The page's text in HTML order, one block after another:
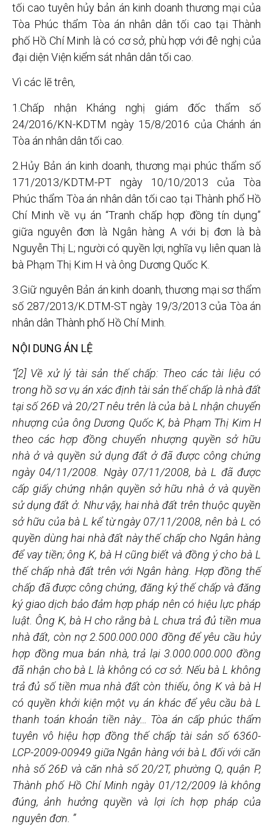
tối cao tuyên hủy bản án kinh doanh thương mại của
Tòa Phúc thẩm Tòa án nhân dân tối cao tại Thành
phố Hồ Chí Minh là có cơ sở, phù hợp với đê nghị của
đại diện Viện kiểm sát nhân dân tối cao.
Vì các lẽ trên,
1.Chấp nhận Kháng nghị giám đốc thẩm số
24/2016/KN-KDTM ngày 15/8/2016 của Chánh án
Tòa án nhân dân tối cao.
2.Hủy Bản án kinh doanh, thương mại phúc thẩm số
171/2013/KDTM-PT ngày 10/10/2013 của Tòa
Phúc thẩm Tòa án nhân dân tối cao tại Thành phổ Hồ
Chí Minh về vụ án “Tranh chấp hợp đồng tín dụng”
giữa nguyên đơn là Ngân hàng A với bị đơn là bà
Nguyễn Thị L; người có quyền lợi, nghĩa vụ liên quan là
bà Phạm Thị Kim H và ông Dương Quốc K.
3.Giữ nguyên Bản án kinh doanh, thương mại sơ thẩm
số 287/2013/K.DTM-ST ngày 19/3/2013 của Tòa án
nhân dân Thành phố Hồ Chí Minh.
NỘI DUNG ÁN LỆ
“[2] Về xử lý tài sản thế chấp: Theo các tài liệu có
trong hồ sơ vụ án xác định tài sản thế chấp là nhà đất
tại số 26Đ và 20/2T nêu trên là của bà L nhận chuyển
nhượng của ông Dương Quốc K, bà Phạm Thị Kim H
theo các hợp đồng chuyển nhượng quyền sở hữu
nhà ở và quyền sử dụng đất ở đã được công chứng
ngày 04/11/2008. Ngày 07/11/2008, bà L đã được
cấp giấy chứng nhận quyền sở hữu nhà ở và quyền
sử dụng đất ở. Như vậy, hai nhà đất trên thuộc quyền
sở hữu của bà L kể từ ngày 07/11/2008, nên bà L có
quyền dùng hai nhà đất này thế chấp cho Ngân hàng
để vay tiền; ông K, bà H cũng biết và đồng ý cho bà L
thế chấp nhà đất trên với Ngân hàng. Hợp đồng thế
chấp đã được công chứng, đăng ký thế chấp và đăng
ký giao dịch bảo đảm hợp pháp nên có hiệu lực pháp
luật. Ông K, bà H cho rằng bà L chưa trả đủ tiền mua
nhà đất, còn nợ 2.500.000.000 đồng để yêu cầu hủy
hợp đồng mua bán nhà, trả lại 3.000.000.000 đồng
đã nhận cho bà L là không có cơ sở. Nếu bà L không
trả đủ số tiền mua nhà đất còn thiếu, ông K và bà H
có quyền khởi kiện một vụ án khác để yêu cầu bà L
thanh toán khoản tiền này… Tòa án cấp phúc thẩm
tuyên vô hiệu hợp đồng thế chấp tài sản số 6360-
LCP-2009-00949 giữa Ngân hàng với bà L đối với căn
nhà số 26Đ và căn nhà số 20/2T, phường Q, quận P,
Thành phố Hồ Chí Minh ngày 01/12/2009 là không
đúng, ảnh hưởng quyền và lợi ích hợp pháp của
nguyên đơn. ”